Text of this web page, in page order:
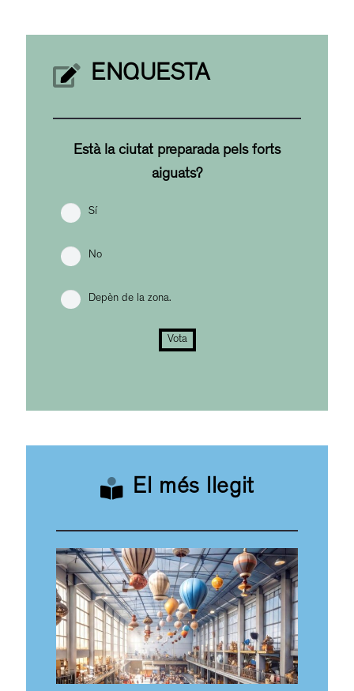
ENQUESTA
Està la ciutat preparada pels forts
aiguats?
Sí
No
Depèn de la zona.
Vota
El més llegit